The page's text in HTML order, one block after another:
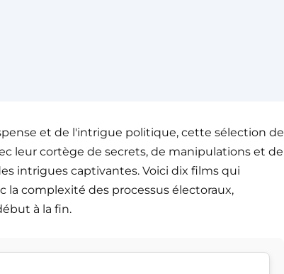
et de l'intrigue politique, cette sélection de
leur cortège de secrets, de manipulations et de
intrigues captivantes. Voici dix films qui
complexité des processus électoraux,
à la fin.